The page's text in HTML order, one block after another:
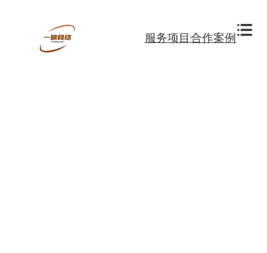
服务项目 合作案例